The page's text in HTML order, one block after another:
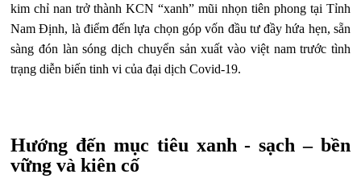
kim chỉ nan trở thành KCN “xanh” mũi nhọn tiên phong tại Tỉnh
Nam Định, là điểm đến lựa chọn góp vốn đầu tư đầy hứa hẹn, sẵn
sàng đón làn sóng dịch chuyển sản xuất vào việt nam trước tình
trạng diễn biến tinh vi của đại dịch Covid-19.
Hướng đến mục tiêu xanh - sạch – bền
vững và kiên cố